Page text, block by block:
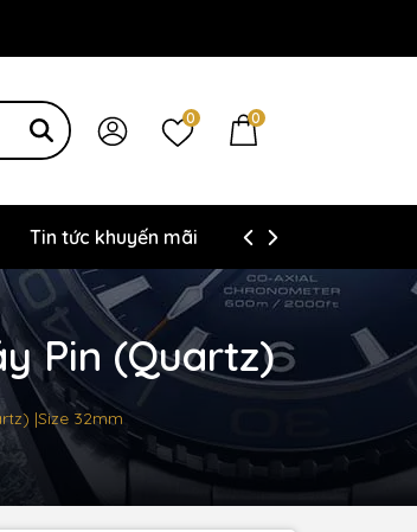
0 0
Tin tức khuyến mãi Thông tin liên hệ
Pin (Quartz)
|Size 32mm